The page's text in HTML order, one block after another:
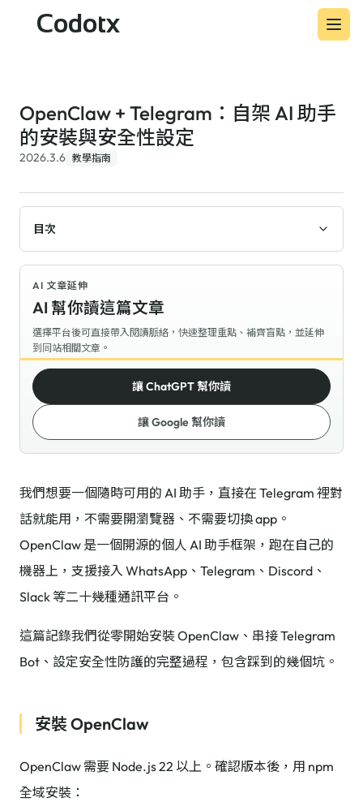
Codotx
OpenClaw + Telegram：自架 AI 助手
的安裝與安全性設定
2026.3.6 教學指南
目次
AI 文章延伸
AI 幫你讀這篇文章
選擇平台後可直接帶入閱讀脈絡，快速整理重點、補齊盲點，並延伸
到同站相關文章。
讓 ChatGPT 幫你讀
讓 Google 幫你讀
我們想要一個隨時可用的 AI 助手，直接在 Telegram 裡對
話就能用，不需要開瀏覽器、不需要切換 app。
OpenClaw 是一個開源的個人 AI 助手框架，跑在自己的
機器上，支援接入 WhatsApp、Telegram、Discord、
Slack 等二十幾種通訊平台。
這篇記錄我們從零開始安裝 OpenClaw、串接 Telegram
Bot、設定安全性防護的完整過程，包含踩到的幾個坑。
安裝 OpenClaw
OpenClaw 需要 Node.js 22 以上。確認版本後，用 npm
全域安裝：